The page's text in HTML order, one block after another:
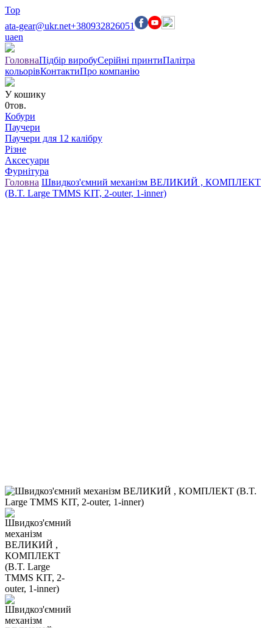
Top
ata-gear@ukr.net+380932826051
uaen
ГоловнаПідбір виробуСерійні принтиПалітра
кольорівКонтактиПро компанію
У кошику
0тов.
Кобури
Паучери
Паучери для 12 калібру
Різне
Аксесуари
Фурнітура
Головна Швидкоз'ємний механізм ВЕЛИКИЙ , КОМПЛЕКТ
(B.T. Large TMMS KIT, 2-outer, 1-inner)